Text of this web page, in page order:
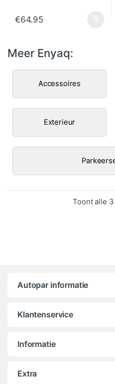
€64.95
Meer Enyaq:
Accessoires
Exterieur
Toont alle
Autopar informatie
Klantenservice
Informatie
Extra